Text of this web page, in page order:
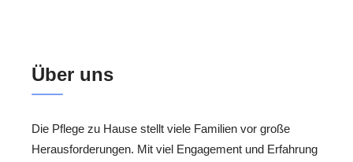
Über uns
Die Pflege zu Hause stellt viele Familien vor große
Herausforderungen. Mit viel Engagement und Erfahrung